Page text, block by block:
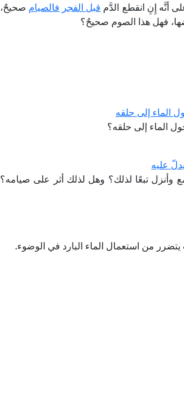
أنَّه إِنِ انقطع الدَّم قبل الفجر فالصيام صحيحٌ،
فهل هذا الصوم صحيحٌ؟
الماء إلى حلقه
الماء إلى حلقه؟
عليه
تبعًا لذلك؟ وهل لذلك أثر على صيامه؟
من استعمال الماء البارد في الوضوء.